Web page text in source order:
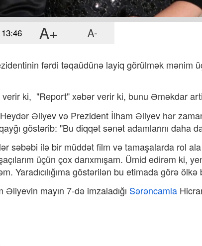
A+ A-
fərdi təqaüdünə layiq görülmək mənim
ki, "Report"xəbər verir ki, bunu Əməkdar
Əliyev və Prezident İlham Əliyev hər
göstərib: "Bu diqqət sənət adamlarını daha
səbəbi ilə bir müddət film və tamaşalarda rol
üçün çox darıxmışam. Ümid edirəm ki,
Yaradıcılığıma göstərilən bu etimada görə ölkə
mayın 7-də imzaladığı Sərəncamla